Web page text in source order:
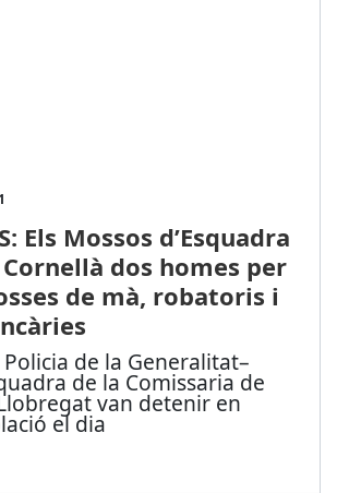
Els Mossos d’Esquadra
dos homes per
de mà, robatoris i
de la Generalitat–
de la Comissaria de
van detenir en
el dia